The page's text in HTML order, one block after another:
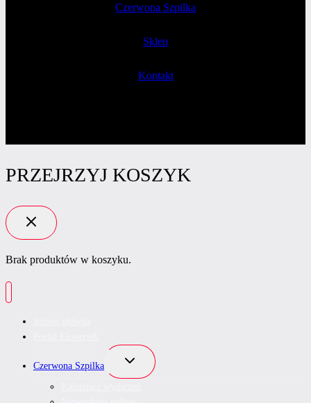
Czerwona Szpilka
Sklep
Kontakt
PRZEJRZYJ KOSZYK
Brak produktów w koszyku.
Czerwona Szpilka
Przełącz
menu
podrzędne